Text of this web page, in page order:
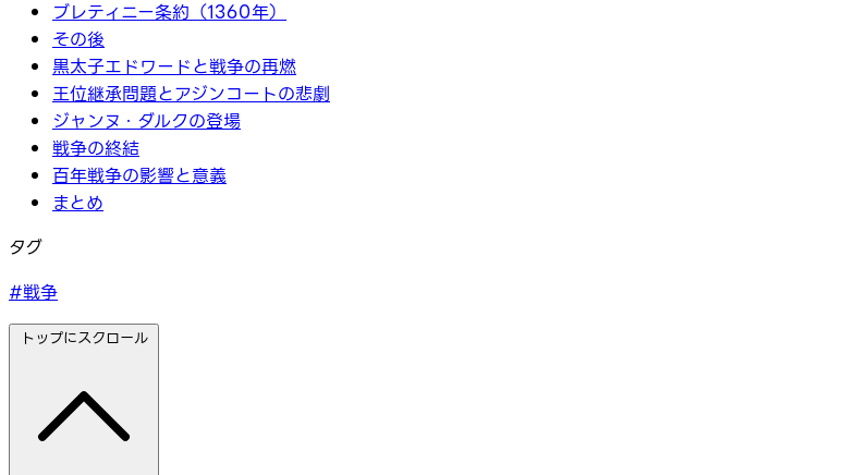
ブレティニー条約（1360年）
その後
黒太子エドワードと戦争の再燃
王位継承問題とアジンコートの悲劇
ジャンヌ・ダルクの登場
戦争の終結
百年戦争の影響と意義
まとめ
タグ
#戦争
トップにスクロール